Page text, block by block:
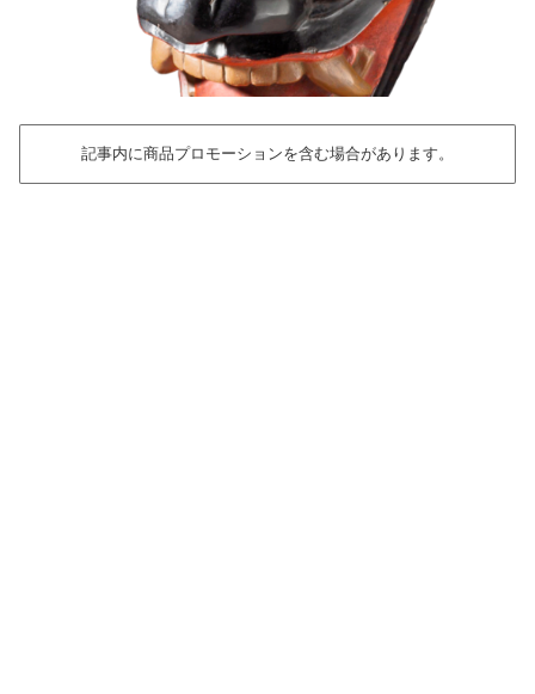
記事内に商品プロモーションを含む場合があります。